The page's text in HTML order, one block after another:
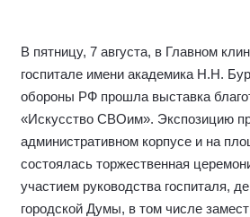
В пятницу, 7 августа, в Главном
госпитале имени академика Н.Н.
обороны РФ прошла выставка
«Искусство СВОим». Экспозицию
административном корпусе и на
состоялась торжественная
участием руководства госпиталя,
городской Думы, в том числе